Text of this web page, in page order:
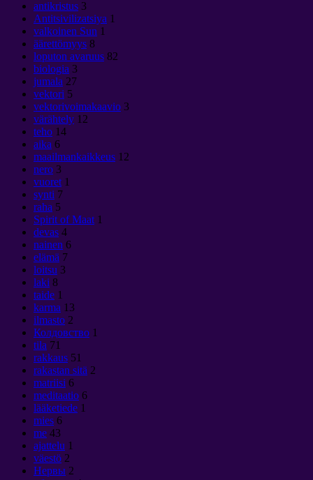
antikristus 3
Antitsivilizatsiya 1
valkoinen Sun 1
äärettömyys 8
loputon avaruus 82
biologia 3
jumala 27
vektori 5
vektorivoimakaavio 3
värähtely 12
teho 14
aika 6
maailmankaikkeus 12
nero 3
vuoret 1
synti 7
raha 5
Spirit of Maat 1
devas 4
nainen 6
elämä 7
loitsu 3
laki 8
taide 1
karma 13
ilmasto 2
Колдовство 1
tila 71
rakkaus 51
rakastan sitä 2
matriisi 6
meditaatio 6
lääketiede 1
mies 6
me 43
ajattelu 1
väestö 2
Нервы 2